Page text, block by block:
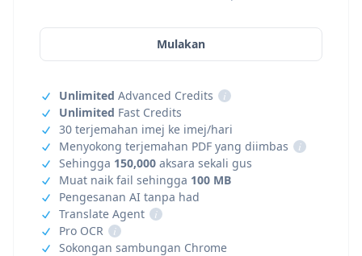
Mulakan
Unlimited Advanced Credits
i
Unlimited Fast Credits
30 terjemahan imej ke imej/hari
Menyokong terjemahan PDF yang diimbas
i
Sehingga 150,000 aksara sekali gus
Muat naik fail sehingga 100 MB
Pengesanan AI tanpa had
Translate Agent
i
Pro OCR
i
Sokongan sambungan Chrome